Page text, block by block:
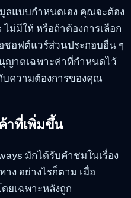
ลแบบกำหนดเอง คุณจะต้อง
ม่มีให้ หรือถ้าต้องการเลือก
ซอฟต์แวร์ส่วนประกอบอื่น ๆ
ญาตเฉพาะค่าที่กำหนดไว้
บความต้องการของคุณ
าที่เพิ่มขึ้น
มักได้รับคำชมในเรื่อง
ง อย่างไรก็ตาม เมื่อ
ยเฉพาะหลังถูก